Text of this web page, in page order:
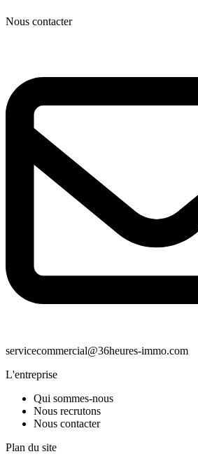
Nous contacter
servicecommercial@36heures-immo.com
L'entreprise
Qui sommes-nous
Nous recrutons
Nous contacter
Plan du site